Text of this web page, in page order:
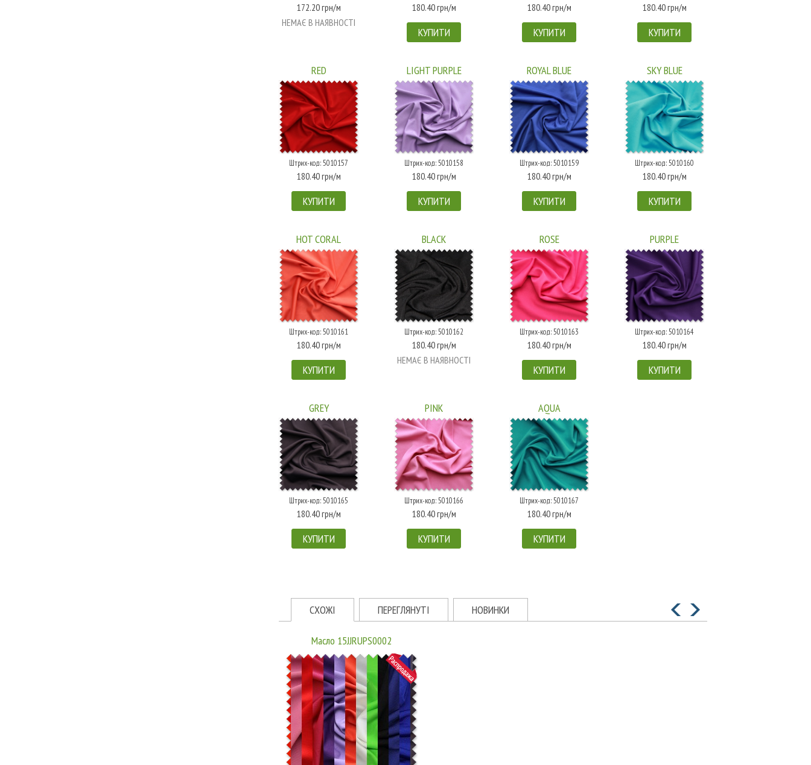
172.20 грн/м
НЕМАЄ В НАЯВНОСТІ
180.40 грн/м
КУПИТИ
180.40 грн/м
КУПИТИ
180.40 грн/м
КУПИТИ
RED
Штрих-код: 5010157
180.40 грн/м
КУПИТИ
LIGHT PURPLE
Штрих-код: 5010158
180.40 грн/м
КУПИТИ
ROYAL BLUE
Штрих-код: 5010159
180.40 грн/м
КУПИТИ
SKY BLUE
Штрих-код: 5010160
180.40 грн/м
КУПИТИ
HOT CORAL
Штрих-код: 5010161
180.40 грн/м
КУПИТИ
BLACK
Штрих-код: 5010162
180.40 грн/м
НЕМАЄ В НАЯВНОСТІ
ROSE
Штрих-код: 5010163
180.40 грн/м
КУПИТИ
PURPLE
Штрих-код: 5010164
180.40 грн/м
КУПИТИ
GREY
Штрих-код: 5010165
180.40 грн/м
КУПИТИ
PINK
Штрих-код: 5010166
180.40 грн/м
КУПИТИ
AQUA
Штрих-код: 5010167
180.40 грн/м
КУПИТИ
СХОЖІ ПЕРЕГЛЯНУТІ НОВИНКИ
Масло 15JJRUPS0002